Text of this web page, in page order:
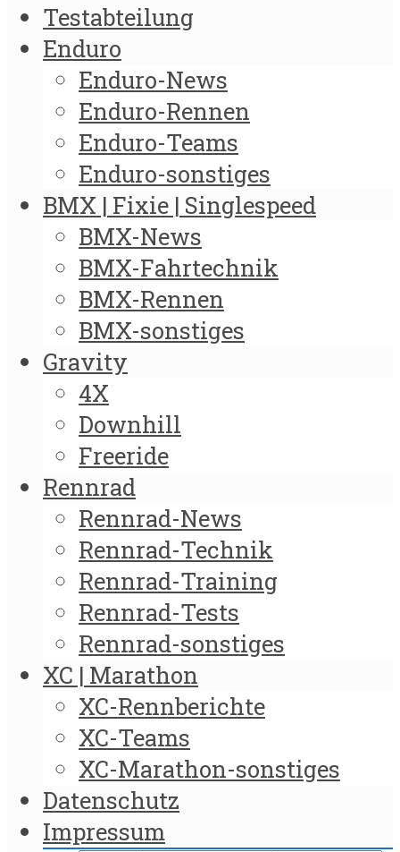
Testabteilung
Enduro
Enduro-News
Enduro-Rennen
Enduro-Teams
Enduro-sonstiges
BMX | Fixie | Singlespeed
BMX-News
BMX-Fahrtechnik
BMX-Rennen
BMX-sonstiges
Gravity
4X
Downhill
Freeride
Rennrad
Rennrad-News
Rennrad-Technik
Rennrad-Training
Rennrad-Tests
Rennrad-sonstiges
XC | Marathon
XC-Rennberichte
XC-Teams
XC-Marathon-sonstiges
Datenschutz
Impressum